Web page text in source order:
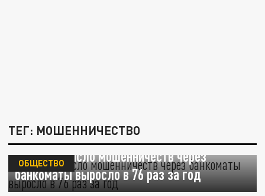
ТЕГ: МОШЕННИЧЕСТВО
В России число мошенничеств через
банкоматы выросло в 76 раз за год
ОБЩЕСТВО